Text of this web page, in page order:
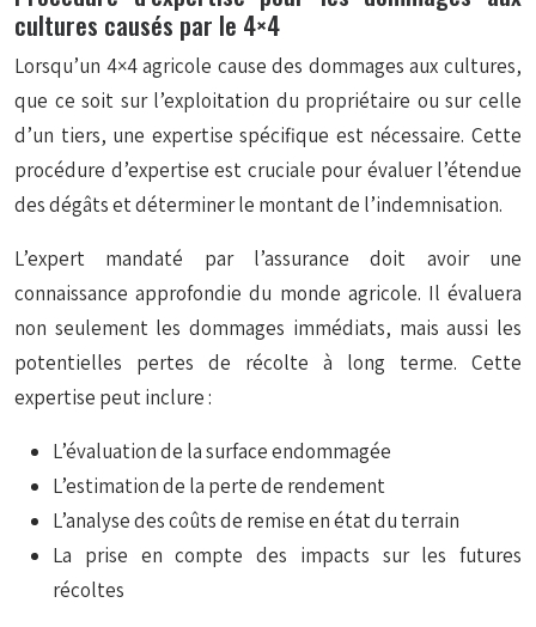
cultures causés par le 4×4
Lorsqu’un 4×4 agricole cause des dommages aux cultures,
que ce soit sur l’exploitation du propriétaire ou sur celle
d’un tiers, une expertise spécifique est nécessaire. Cette
procédure d’expertise est cruciale pour évaluer l’étendue
des dégâts et déterminer le montant de l’indemnisation.
L’expert mandaté par l’assurance doit avoir une
connaissance approfondie du monde agricole. Il évaluera
non seulement les dommages immédiats, mais aussi les
potentielles pertes de récolte à long terme. Cette
expertise peut inclure :
L’évaluation de la surface endommagée
L’estimation de la perte de rendement
L’analyse des coûts de remise en état du terrain
La prise en compte des impacts sur les futures
récoltes